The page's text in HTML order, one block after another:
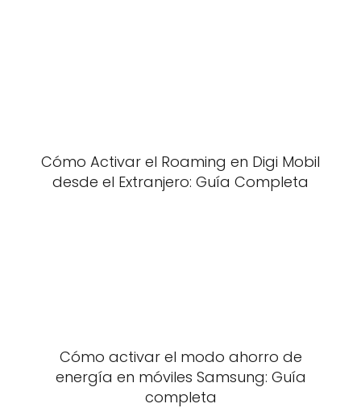
Cómo Activar el Roaming en Digi Mobil
desde el Extranjero: Guía Completa
Cómo activar el modo ahorro de
energía en móviles Samsung: Guía
completa